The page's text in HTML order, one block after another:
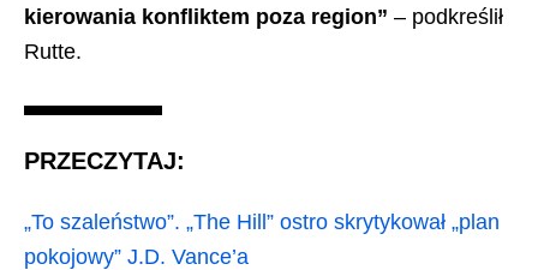
kierowania konfliktem poza region” – podkreślił
Rutte.
PRZECZYTAJ:
„To szaleństwo”. „The Hill” ostro skrytykował „plan
pokojowy” J.D. Vance’a